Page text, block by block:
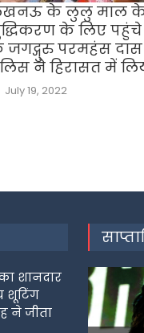
के लुलु माल
के लिए पहुंचे
जगद्गुरु परमहंस
ने हिरासत में
Posted
on
July 19, 2022
शानदार
शूटिंग
ने जीता